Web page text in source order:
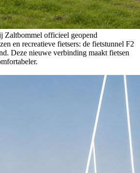
Zaltbommel officieel geopend
en recreatieve fietsers: de fietstunnel F2
Deze nieuwe verbinding maakt fietsen